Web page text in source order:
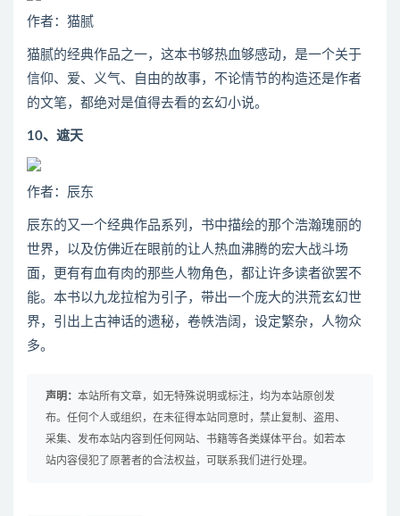
作者：猫腻
猫腻的经典作品之一，这本书够热血够感动，是一个关于
信仰、爱、义气、自由的故事，不论情节的构造还是作者
的文笔，都绝对是值得去看的玄幻小说。
10、遮天
作者：辰东
辰东的又一个经典作品系列，书中描绘的那个浩瀚瑰丽的
世界，以及仿佛近在眼前的让人热血沸腾的宏大战斗场
面，更有有血有肉的那些人物角色，都让许多读者欲罢不
能。本书以九龙拉棺为引子，带出一个庞大的洪荒玄幻世
界，引出上古神话的遗秘，卷帙浩阔，设定繁杂，人物众
多。
声明： 本站所有文章，如无特殊说明或标注，均为本站原创发
布。任何个人或组织，在未征得本站同意时，禁止复制、盗用、
采集、发布本站内容到任何网站、书籍等各类媒体平台。如若本
站内容侵犯了原著者的合法权益，可联系我们进行处理。